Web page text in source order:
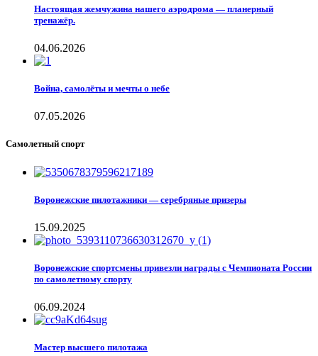
Настоящая жемчужина нашего аэродрома — планерный
тренажёр.
04.06.2026
Война, самолёты и мечты о небе
07.05.2026
Самолетный спорт
Воронежские пилотажники — серебряные призеры
15.09.2025
Воронежские спортсмены привезли награды с Чемпионата России
по самолетному спорту
06.09.2024
Мастер высшего пилотажа